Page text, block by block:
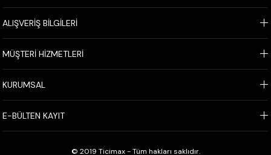
ALIŞVERİŞ BİLGİLERİ
MÜŞTERİ HİZMETLERİ
KURUMSAL
E-BÜLTEN KAYIT
© 2019 Ticimax - Tüm hakları saklıdır.